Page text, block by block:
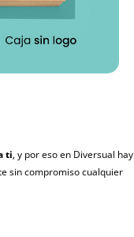
ti, y por eso en Diversual hay
sin compromiso cualquier